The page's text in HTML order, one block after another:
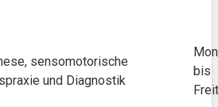
sensomotorische
und Diagnostik
bis